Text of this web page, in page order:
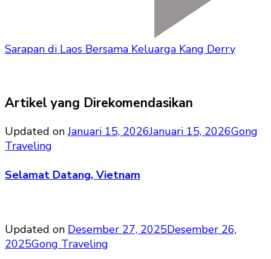
Sarapan di Laos Bersama Keluarga Kang Derry
Artikel yang Direkomendasikan
Updated onJanuari 15, 2026Januari 15, 2026Gong
Traveling
Selamat Datang, Vietnam
Updated on Desember 27, 2025Desember 26,
2025Gong Traveling